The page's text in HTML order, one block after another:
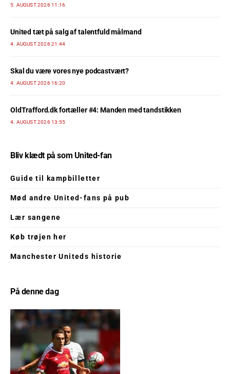
5. AUGUST 2026 11:16
United tæt på salg af talentfuld målmand
4. AUGUST 2026 21:44
Skal du være vores nye podcastvært?
4. AUGUST 2026 16:20
OldTrafford.dk fortæller #4: Manden med tandstikken
4. AUGUST 2026 13:55
Bliv klædt på som United-fan
Guide til kampbilletter
Mød andre United-fans på pub
Lær sangene
Køb trøjen her
Manchester Uniteds historie
På denne dag